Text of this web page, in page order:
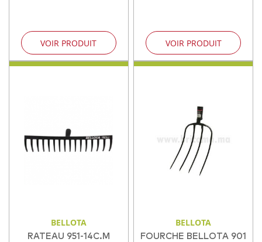
VOIR PRODUIT VOIR PRODUIT
BELLOTA
RATEAU 951-14C.M
BELLOTA
FOURCHE BELLOTA 901